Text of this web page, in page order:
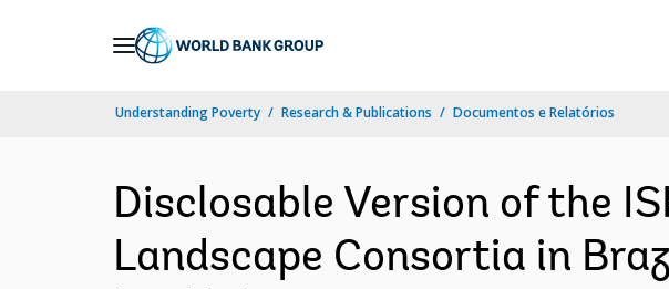
Understanding Poverty Research & Publications Documentos e Relatórios
Disclosable Version of the
Landscape Consortia in